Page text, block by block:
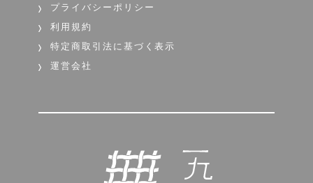
プライバシーポリシー
利用規約
特定商取引法に基づく表示
運営会社